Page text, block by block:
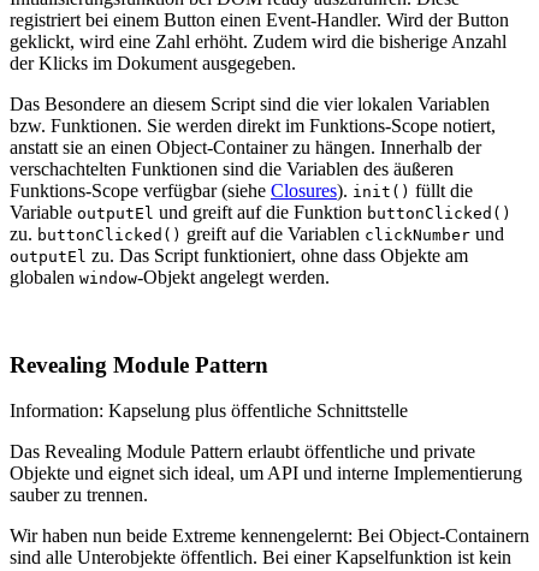
registriert bei einem Button einen Event-Handler. Wird der Button
geklickt, wird eine Zahl erhöht. Zudem wird die bisherige Anzahl
der Klicks im Dokument ausgegeben.
Das Besondere an diesem Script sind die vier lokalen Variablen
bzw. Funktionen. Sie werden direkt im Funktions-Scope notiert,
anstatt sie an einen Object-Container zu hängen. Innerhalb der
verschachtelten Funktionen sind die Variablen des äußeren
Funktions-Scope verfügbar (siehe Closures). init() füllt die
Variable outputEl und greift auf die Funktion buttonClicked()
zu. buttonClicked() greift auf die Variablen clickNumber und
outputEl zu. Das Script funktioniert, ohne dass Objekte am
globalen window-Objekt angelegt werden.
Revealing Module Pattern
Information: Kapselung plus öffentliche Schnittstelle
Das Revealing Module Pattern erlaubt öffentliche und private
Objekte und eignet sich ideal, um API und interne Implementierung
sauber zu trennen.
Wir haben nun beide Extreme kennengelernt: Bei Object-Containern
sind alle Unterobjekte öffentlich. Bei einer Kapselfunktion ist kein